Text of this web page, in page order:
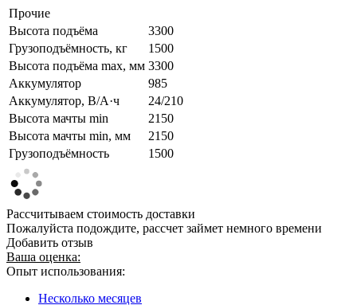
Прочие
Высота подъёма
3300
Грузоподъёмность, кг
1500
Высота подъёма max, мм 3300
Аккумулятор
985
Аккумулятор, В/А·ч
24/210
Высота мачты min
2150
Высота мачты min, мм
2150
Грузоподъёмность
1500
Рассчитываем стоимость доставки
Пожалуйста подождите, рассчет займет немного времени
Добавить отзыв
Ваша оценка:
Опыт использования:
Несколько месяцев